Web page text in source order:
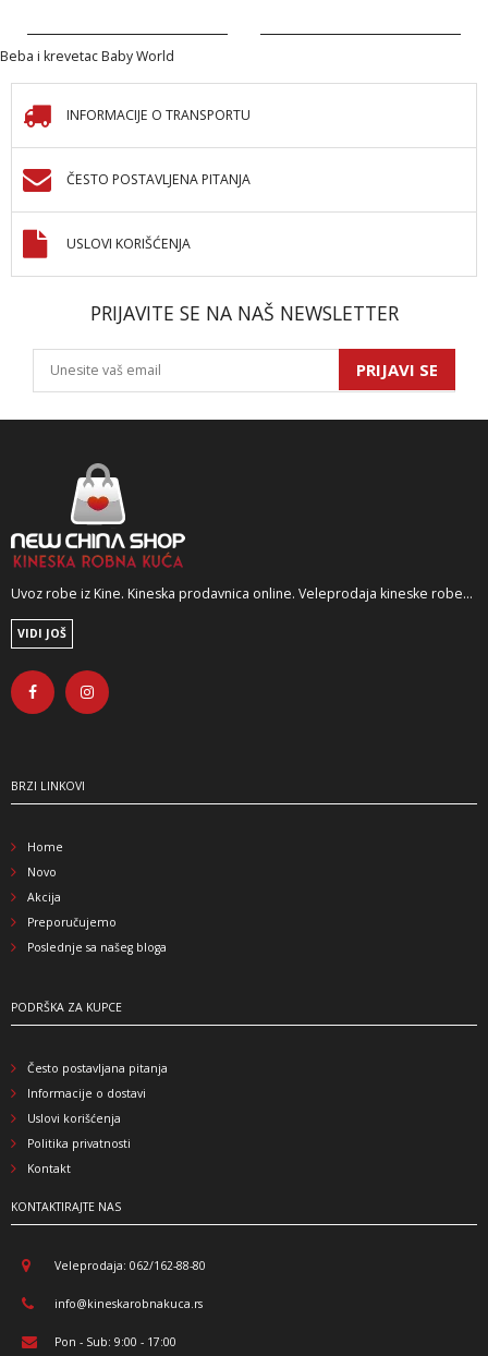
Beba i krevetac Baby World
INFORMACIJE O TRANSPORTU
ČESTO POSTAVLJENA PITANJA
USLOVI KORIŠĆENJA
PRIJAVITE SE NA NAŠ NEWSLETTER
PRIJAVI SE
Uvoz robe iz Kine. Kineska prodavnica online. Veleprodaja kineske robe...
VIDI JOŠ
BRZI LINKOVI
Home
Novo
Akcija
Preporučujemo
Poslednje sa našeg bloga
PODRŠKA ZA KUPCE
Često postavljana pitanja
Informacije o dostavi
Uslovi korišćenja
Politika privatnosti
Kontakt
KONTAKTIRAJTE NAS
Veleprodaja: 062/162-88-80
info@kineskarobnakuca.rs
Pon - Sub: 9:00 - 17:00